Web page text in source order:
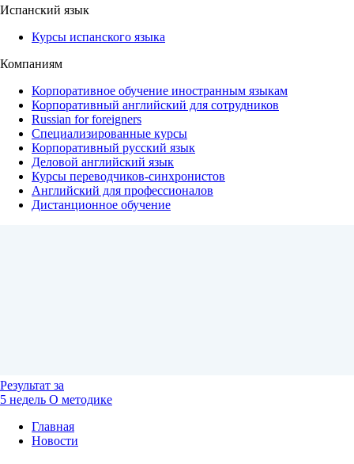
Испанский язык
Курсы испанского языка
Компаниям
Корпоративное обучение иностранным языкам
Корпоративный английский для сотрудников
Russian for foreigners
Специализированные курсы
Корпоративный русский язык
Деловой английский язык
Курсы переводчиков-синхронистов
Английский для профессионалов
Дистанционное обучение
Результат за
5 недель О методике
Главная
Новости